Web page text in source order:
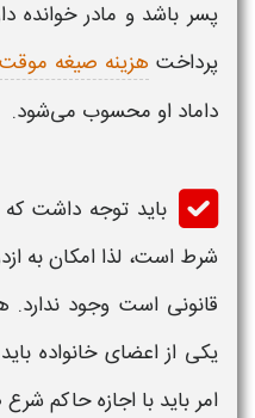
پسر باشد و مادر خوانده
پرداخت هزینه صیغه موقت
داماد او محسوب می‌شود.
باید توجه داشت که
شرط است، لذا امکان به
قانونی است وجود
یکی از اعضای خانواده
امر باید با اجازه حاکم